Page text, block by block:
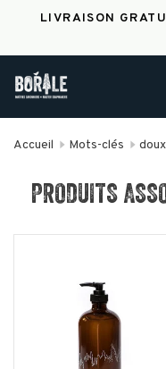
LIVRAISON
Accueil Mots-clés doux
PRODUITS